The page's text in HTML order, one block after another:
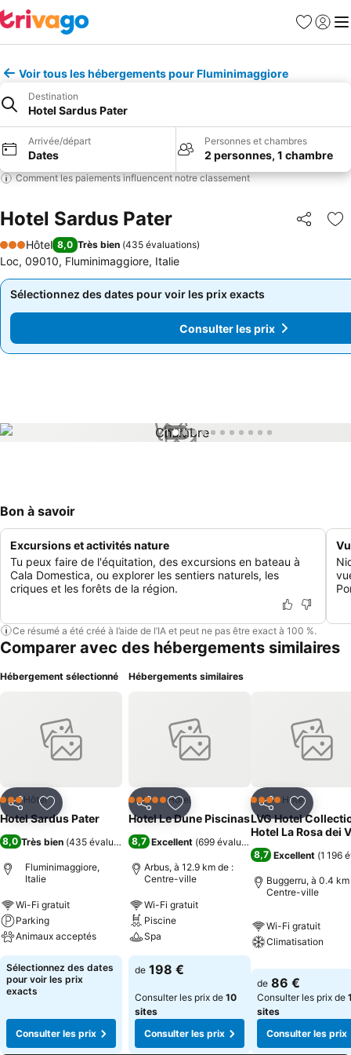
Favoris
Se
Voir tous les hébergements pour Fluminimaggiore
Destination
Hotel Sardus Pater
Arrivée/départ
Dates
Personnes et chambres
2 personnes, 1 chambre
Comment les paiements influencent notre classement
Hotel Sardus Pater Partager
3 Étoiles
Hôtel 8,0 Très bien (435 évaluations)
Loc, 09010, Fluminimaggiore, Italie
Sélectionnez des dates pour voir les prix exacts
Consulter les prix
Sélectionnez des dates pour voir les prix exacts
Consulter les prix
1 / 11
Bon à savoir
Excursions et activités nature
Tu peux faire de l'équitation, des excursions en bateau à
Cala Domestica, ou explorer les sentiers naturels, les
criques et les forêts de la région.
Ce résumé a été créé à l’aide de l’IA et peut ne pas être exact à 100 %.
Comparer avec des hébergements similaires
Hébergement sélectionné
PartagerAjouter à mes favoris
3 ÉtoilesHôtel
Hotel Sardus Pater
8,0 Très bien (435 évaluations)
Fluminimaggiore,
Italie
Wi-Fi gratuit
Parking
Animaux acceptés
Sélectionnez des dates
pour voir les prix
exacts
Consulter les prix
Hébergements similaires
PartagerAjouter à mes favoris
5 Étoiles Hôtel
Hotel Le Dune Piscinas
8,7 Excellent (699 évaluations
Arbus, à 12.9 km de :
Centre-ville
Wi-Fi gratuit
Piscine
Spa
de 198 €
Consulter les prix de 10
sites
Consulter les prix
PartagerAjouter
4 ÉtoilesHôtel
LVG Hotel
Hotel La Rosa dei
8,7 Excellent (1 196
Buggerru, à 0.4 km
Centre-ville
Wi-Fi gratuit
Climatisation
de 86 €
Consulter les prix de
sites
Consulter les prix